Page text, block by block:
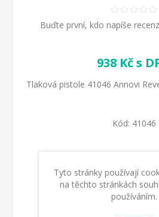
Buďte první, kdo napíše
938 Kč s
Tlaková pistole 41046 Annovi
Kód: 41046
Tyto stránky používají
na těchto stránkách
používáním.